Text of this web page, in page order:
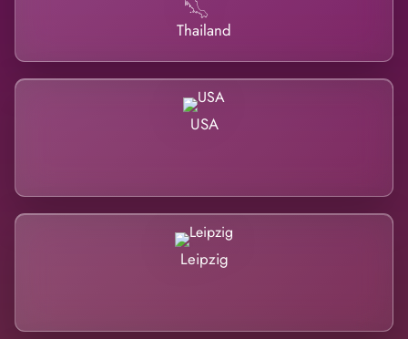
Thailand
USA
Leipzig